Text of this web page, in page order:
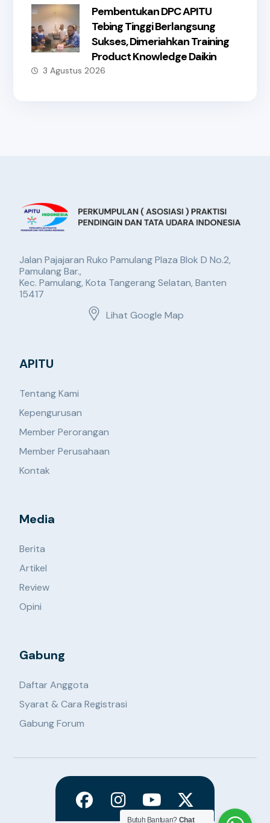
Pembentukan DPC APITU
Tebing Tinggi Berlangsung
Sukses, Dimeriahkan Training
Product Knowledge Daikin
3 Agustus 2026
Jalan Pajajaran Ruko Pamulang Plaza Blok D No.2,
Pamulang Bar.,
Kec. Pamulang, Kota Tangerang Selatan, Banten
15417
Lihat Google Map
APITU
Tentang Kami
Kepengurusan
Member Perorangan
Member Perusahaan
Kontak
Media
Berita
Artikel
Review
Opini
Gabung
Daftar Anggota
Syarat & Cara Registrasi
Gabung Forum
Butuh Bantuan? Chat